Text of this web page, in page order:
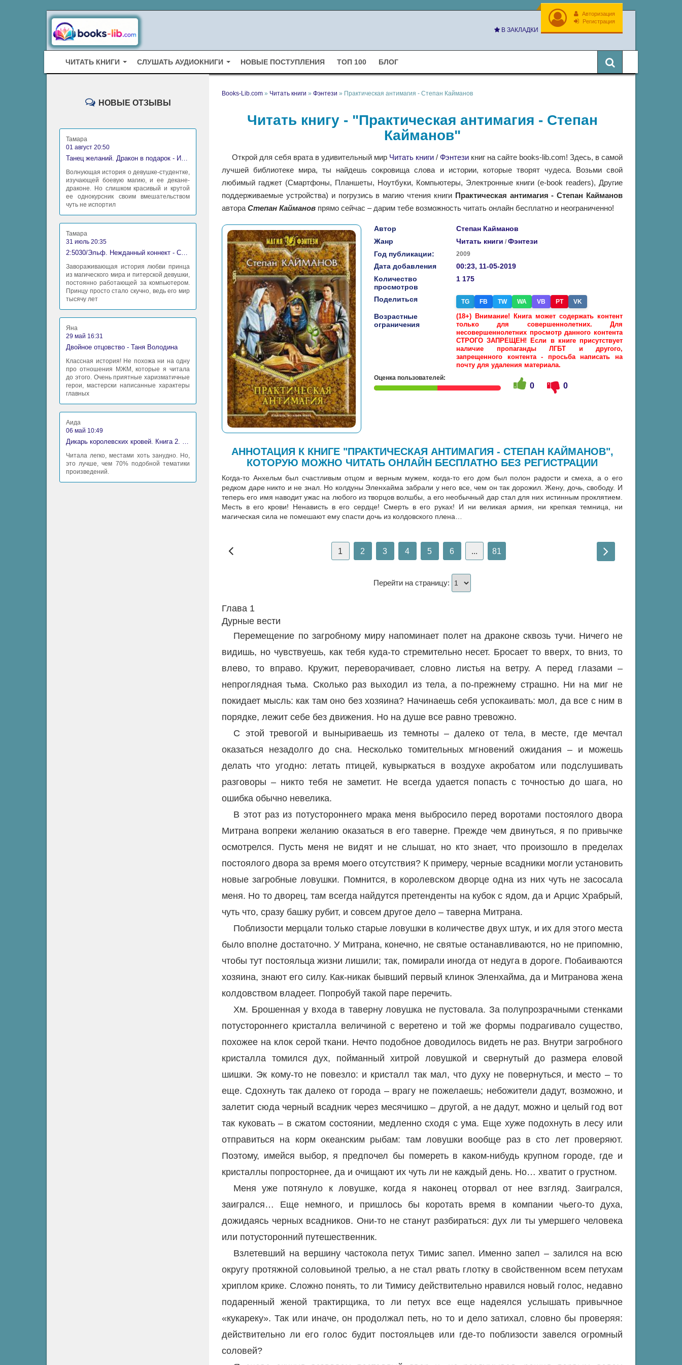
Авторизация
Регистрация
В ЗАКЛАДКИ
ЧИТАТЬ КНИГИ СЛУШАТЬ АУДИОКНИГИ НОВЫЕ ПОСТУПЛЕНИЯ ТОП 100 БЛОГ
Books-Lib.com » Читать книги » Фэнтези » Практическая антимагия - Степан Кайманов
Читать книгу - "Практическая антимагия - Степан
Кайманов"
Открой для себя врата в удивительный мир Читать книги/ Фэнтезикниг на сайте books-lib.com! Здесь, в самой
лучшей библиотеке мира, ты найдешь сокровища слова и истории, которые творят чудеса. Возьми свой
любимый гаджет (Смартфоны, Планшеты, Ноутбуки, Компьютеры, Электронные книги (e-book readers), Другие
поддерживаемые устройства) и погрузись в магию чтения книги Практическая антимагия - Степан Кайманов
автора Степан Кайманов прямо сейчас – дарим тебе возможность читать онлайн бесплатно и неограниченно!
Автор
Степан Кайманов
Жанр
Читать книги / Фэнтези
Год публикации:
2009
Дата добавления
00:23, 11-05-2019
Количество
просмотров
1 175
Поделиться TG FB TW WA VB PT VK
Возрастные
ограничения
(18+) Внимание! Книга может содержать контент
только для совершеннолетних. Для
несовершеннолетних просмотр данного контента
СТРОГО ЗАПРЕЩЕН! Если в книге присутствует
наличие пропаганды ЛГБТ и другого,
запрещенного контента - просьба написать на
почту для удаления материала.
Оценка пользователей:
0 0
АННОТАЦИЯ К КНИГЕ "ПРАКТИЧЕСКАЯ АНТИМАГИЯ - СТЕПАН КАЙМАНОВ",
КОТОРУЮ МОЖНО ЧИТАТЬ ОНЛАЙН БЕСПЛАТНО БЕЗ РЕГИСТРАЦИИ
Когда-то Анхельм был счастливым отцом и верным мужем, когда-то его дом был полон радости и смеха, а о его
редком даре никто и не знал. Но колдуны Эленхайма забрали у него все, чем он так дорожил. Жену, дочь, свободу. И
теперь его имя наводит ужас на любого из творцов волшбы, а его необычный дар стал для них истинным проклятием.
Месть в его крови! Ненависть в его сердце! Смерть в его руках! И ни великая армия, ни крепкая темница, ни
магическая сила не помешают ему спасти дочь из колдовского плена…
1 2 3 4 5 6 ... 81
Перейти на страницу:
Глава 1
Дурные вести
Перемещение по загробному миру напоминает полет на драконе сквозь тучи. Ничего не
видишь, но чувствуешь, как тебя куда-то стремительно несет. Бросает то вверх, то вниз, то
влево, то вправо. Кружит, переворачивает, словно листья на ветру. А перед глазами –
непроглядная тьма. Сколько раз выходил из тела, а по-прежнему страшно. Ни на миг не
покидает мысль: как там оно без хозяина? Начинаешь себя успокаивать: мол, да все с ним в
порядке, лежит себе без движения. Но на душе все равно тревожно.
С этой тревогой и выныриваешь из темноты – далеко от тела, в месте, где мечтал
оказаться незадолго до сна. Несколько томительных мгновений ожидания – и можешь
делать что угодно: летать птицей, кувыркаться в воздухе акробатом или подслушивать
разговоры – никто тебя не заметит. Не всегда удается попасть с точностью до шага, но
ошибка обычно невелика.
В этот раз из потустороннего мрака меня выбросило перед воротами постоялого двора
Митрана вопреки желанию оказаться в его таверне. Прежде чем двинуться, я по привычке
осмотрелся. Пусть меня не видят и не слышат, но кто знает, что произошло в пределах
постоялого двора за время моего отсутствия? К примеру, черные всадники могли установить
новые загробные ловушки. Помнится, в королевском дворце одна из них чуть не засосала
меня. Но то дворец, там всегда найдутся претенденты на кубок с ядом, да и Арцис Храбрый,
чуть что, сразу башку рубит, и совсем другое дело – таверна Митрана.
Поблизости мерцали только старые ловушки в количестве двух штук, и их для этого места
было вполне достаточно. У Митрана, конечно, не святые останавливаются, но не припомню,
чтобы тут постояльца жизни лишили; так, помирали иногда от недуга в дороге. Побаиваются
хозяина, знают его силу. Как-никак бывший первый клинок Эленхайма, да и Митранова жена
колдовством владеет. Попробуй такой паре перечить.
Хм. Брошенная у входа в таверну ловушка не пустовала. За полупрозрачными стенками
потустороннего кристалла величиной с веретено и той же формы подрагивало существо,
похожее на клок серой ткани. Нечто подобное доводилось видеть не раз. Внутри загробного
кристалла томился дух, пойманный хитрой ловушкой и свернутый до размера еловой
шишки. Эк кому-то не повезло: и кристалл так мал, что духу не повернуться, и место – то
еще. Сдохнуть так далеко от города – врагу не пожелаешь; небожители дадут, возможно, и
залетит сюда черный всадник через месячишко – другой, а не дадут, можно и целый год вот
так куковать – в сжатом состоянии, медленно сходя с ума. Еще хуже подохнуть в лесу или
отправиться на корм океанским рыбам: там ловушки вообще раз в сто лет проверяют.
Поэтому, имейся выбор, я предпочел бы помереть в каком-нибудь крупном городе, где и
кристаллы попросторнее, да и очищают их чуть ли не каждый день. Но… хватит о грустном.
Меня уже потянуло к ловушке, когда я наконец оторвал от нее взгляд. Заигрался,
заигрался… Еще немного, и пришлось бы коротать время в компании чьего-то духа,
дожидаясь черных всадников. Они-то не станут разбираться: дух ли ты умершего человека
или потусторонний путешественник.
Взлетевший на вершину частокола петух Тимис запел. Именно запел – залился на всю
округу протяжной соловьиной трелью, а не стал рвать глотку в свойственном всем петухам
хриплом крике. Сложно понять, то ли Тимису действительно нравился новый голос, недавно
подаренный женой трактирщика, то ли петух все еще надеялся услышать привычное
«кукареку». Так или иначе, он продолжал петь, но то и дело затихал, словно бы проверяя:
действительно ли его голос будит постояльцев или где-то поблизости завелся огромный
соловей?
НОВЫЕ ОТЗЫВЫ
Тамара
01 август 20:50
Танец желаний. Дракон в подарок - Ирина Алексеева
Волнующая история о девушке-студентке,
изучающей боевую магию, и ее декане-
драконе. Но слишком красивый и крутой
ее однокурсник своим вмешательством
чуть не испортил
Тамара
31 июль 20:35
2:5030/Эльф. Нежданный коннект - Станислав Миков
Завораживающая история любви принца
из магического мира и питерской девушки,
постоянно работающей за компьютером.
Принцу просто стало скучно, ведь его мир
тысячу лет
Яна
29 май 16:31
Двойное отцовство - Таня Володина
Классная история! Не похожа ни на одну
про отношения МЖМ, которые я читала
до этого. Очень приятные харизматичные
герои, мастерски написанные характеры
главных
Аида
06 май 10:49
Дикарь королевских кровей. Книга 2. Леди-фаворитка - Анна Сергеевна Гаврилова
Читала легко, местами хоть занудно. Но,
это лучше, чем 70% подобной тематики
произведений.